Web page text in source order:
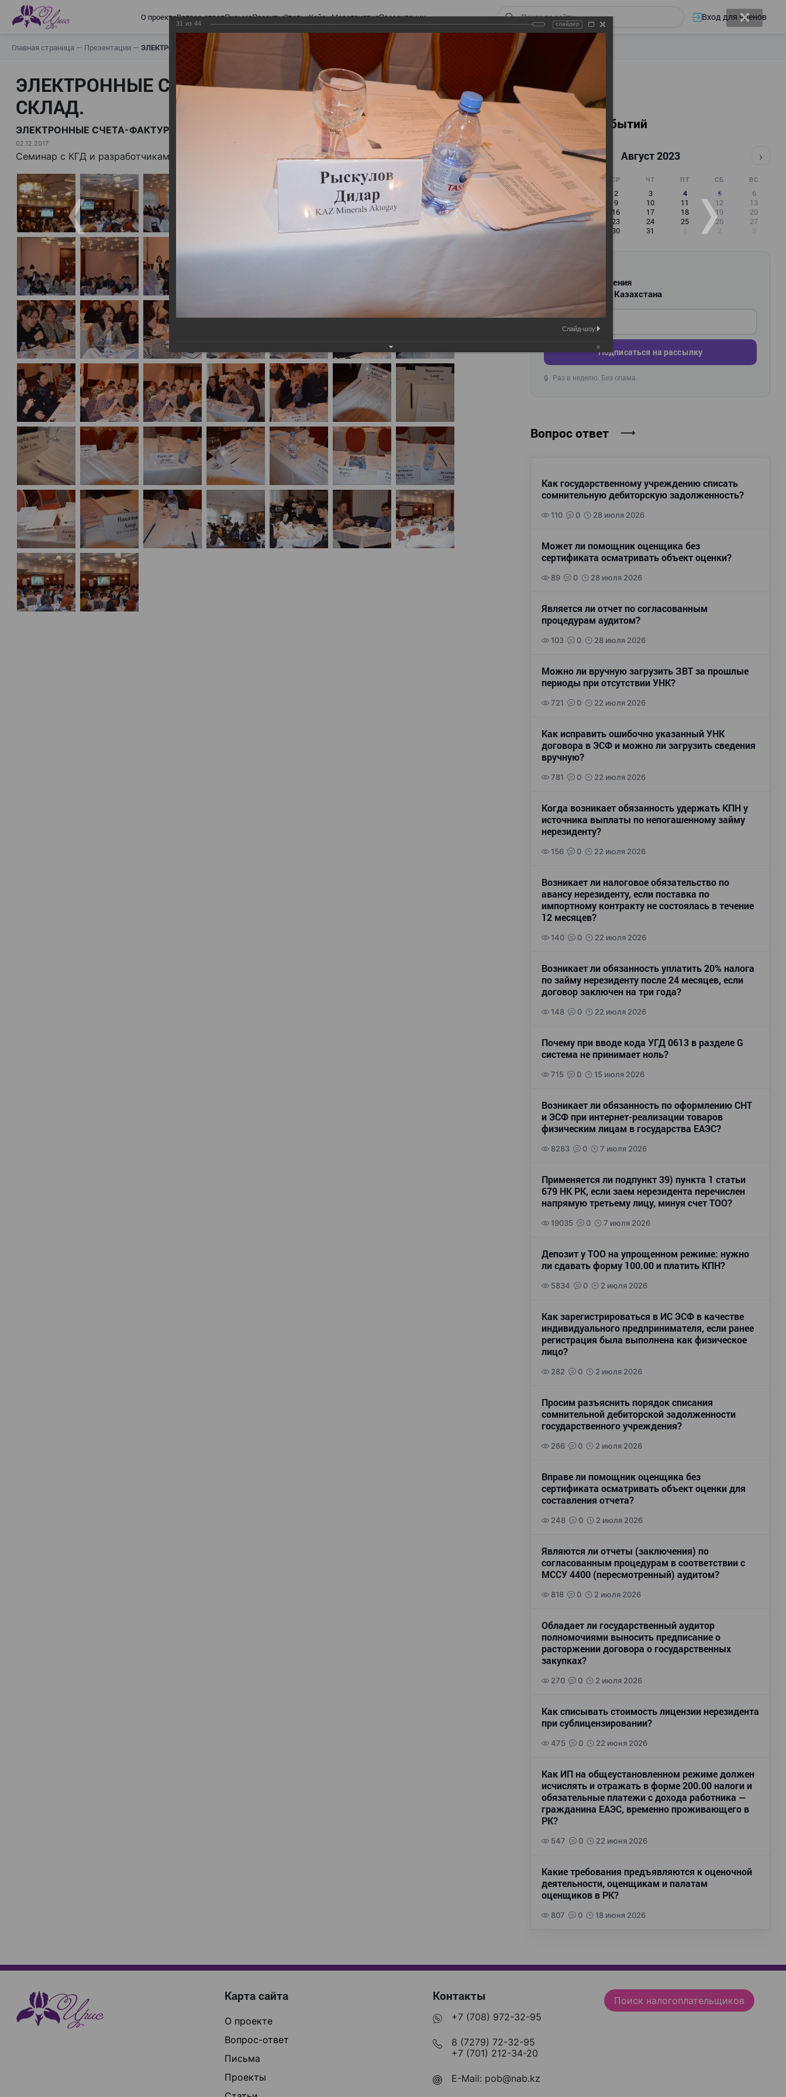
О проектеВопрос-ответПисьмаПроектыСтатьиКейсыМероприятияПрезентации Вход для членов
Главная страница — Презентации — ЭЛЕКТРОННЫЕ СЧЕТА-ФАКТУРЫ. ВИРТУАЛЬНЫЙ СКЛАД.
ЭЛЕКТРОННЫЕ СЧЕТА-ФАКТУРЫ. ВИРТУАЛЬНЫЙ
СКЛАД.
ЭЛЕКТРОННЫЕ СЧЕТА-ФАКТУРЫ. ВИРТУАЛЬНЫЙ СКЛАД.
02.12.2017
Семинар с КГД и разработчиками
Календарь событий
Август 2023 ›
СР ЧТ ПТ СБ ВС
31 2 3 4 5
6
7
8 9 10 11 12
13
14
15 16 17 18 19
20
21
22 23 24 25 26
27
28
30 31 1 2 3
Новости и изменения
для бухгалтеров Казахстана
Введите ваш e-mail
Подписаться на рассылку
🔒 Раз в неделю. Без спама.
Вопрос ответ
Как государственному учреждению списать
сомнительную дебиторскую задолженность?
110 0 28 июля 2026
Может ли помощник оценщика без
сертификата осматривать объект оценки?
89 0 28 июля 2026
Является ли отчет по согласованным
процедурам аудитом?
103 0 28 июля 2026
Можно ли вручную загрузить ЗВТ за прошлые
периоды при отсутствии УНК?
721 0 22 июля 2026
Как исправить ошибочно указанный УНК
договора в ЭСФ и можно ли загрузить сведения
вручную?
781 0 22 июля 2026
Когда возникает обязанность удержать КПН у
источника выплаты по непогашенному займу
нерезиденту?
156 0 22 июля 2026
Возникает ли налоговое обязательство по
авансу нерезиденту, если поставка по
импортному контракту не состоялась в течение
12 месяцев?
140 0 22 июля 2026
Возникает ли обязанность уплатить 20% налога
по займу нерезиденту после 24 месяцев, если
договор заключен на три года?
148 0 22 июля 2026
Почему при вводе кода УГД 0613 в разделе G
система не принимает ноль?
715 0 15 июля 2026
Возникает ли обязанность по оформлению СНТ
и ЭСФ при интернет-реализации товаров
физическим лицам в государства ЕАЭС?
8283 0 7 июля 2026
Применяется ли подпункт 39) пункта 1 статьи
679 НК РК, если заем нерезидента перечислен
напрямую третьему лицу, минуя счет ТОО?
19035 0 7 июля 2026
Депозит у ТОО на упрощенном режиме: нужно
ли сдавать форму 100.00 и платить КПН?
5834 0 2 июля 2026
Как зарегистрироваться в ИС ЭСФ в качестве
индивидуального предпринимателя, если ранее
регистрация была выполнена как физическое
лицо?
282 0 2 июля 2026
Просим разъяснить порядок списания
сомнительной дебиторской задолженности
государственного учреждения?
266 0 2 июля 2026
Вправе ли помощник оценщика без
сертификата осматривать объект оценки для
составления отчета?
248 0 2 июля 2026
Являются ли отчеты (заключения) по
согласованным процедурам в соответствии с
МССУ 4400 (пересмотренный) аудитом?
818 0 2 июля 2026
Обладает ли государственный аудитор
полномочиями выносить предписание о
расторжении договора о государственных
закупках?
270 0 2 июля 2026
Как списывать стоимость лицензии нерезидента
при сублицензировании?
475 0 22 июня 2026
Как ИП на общеустановленном режиме должен
исчислять и отражать в форме 200.00 налоги и
обязательные платежи с дохода работника —
гражданина ЕАЭС, временно проживающего в
РК?
547 0 22 июня 2026
Какие требования предъявляются к оценочной
деятельности, оценщикам и палатам
оценщиков в РК?
807 0 18 июня 2026
Карта сайта
О проекте
Вопрос-ответ
Письма
Проекты
Контакты
+7 (708) 972-32-95
8 (7279) 72-32-95
+7 (701) 212-34-20
E-Mail: pob@nab.kz
Поиск налогоплательщиков
31 из 44 слайдер
Слайд-шоу: